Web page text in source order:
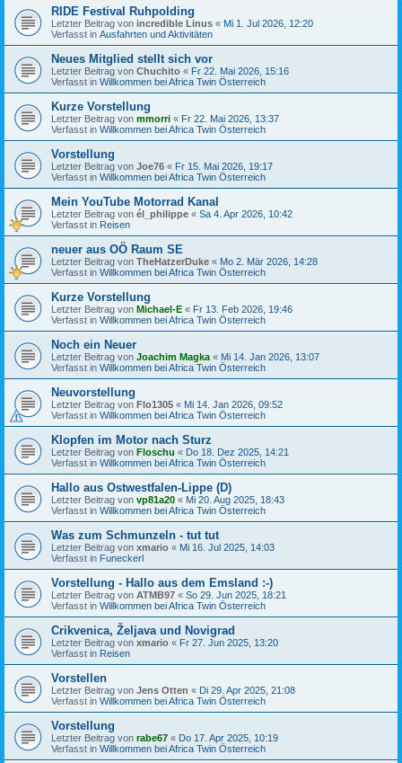
RIDE Festival Ruhpolding
Letzter Beitrag von incredible Linus « Mi 1. Jul 2026, 12:20
Verfasst in Ausfahrten und Aktivitäten
Neues Mitglied stellt sich vor
Letzter Beitrag von Chuchito « Fr 22. Mai 2026, 15:16
Verfasst in Willkommen bei Africa Twin Österreich
Kurze Vorstellung
Letzter Beitrag von mmorri « Fr 22. Mai 2026, 13:37
Verfasst in Willkommen bei Africa Twin Österreich
Vorstellung
Letzter Beitrag von Joe76 « Fr 15. Mai 2026, 19:17
Verfasst in Willkommen bei Africa Twin Österreich
Mein YouTube Motorrad Kanal
Letzter Beitrag von él_philippe « Sa 4. Apr 2026, 10:42
Verfasst in Reisen
neuer aus OÖ Raum SE
Letzter Beitrag von TheHatzerDuke « Mo 2. Mär 2026, 14:28
Verfasst in Willkommen bei Africa Twin Österreich
Kurze Vorstellung
Letzter Beitrag von Michael-E « Fr 13. Feb 2026, 19:46
Verfasst in Willkommen bei Africa Twin Österreich
Noch ein Neuer
Letzter Beitrag von Joachim Magka « Mi 14. Jan 2026, 13:07
Verfasst in Willkommen bei Africa Twin Österreich
Neuvorstellung
Letzter Beitrag von Flo1305 « Mi 14. Jan 2026, 09:52
Verfasst in Willkommen bei Africa Twin Österreich
Klopfen im Motor nach Sturz
Letzter Beitrag von Floschu « Do 18. Dez 2025, 14:21
Verfasst in Willkommen bei Africa Twin Österreich
Hallo aus Ostwestfalen-Lippe (D)
Letzter Beitrag von vp81a20 « Mi 20. Aug 2025, 18:43
Verfasst in Willkommen bei Africa Twin Österreich
Was zum Schmunzeln - tut tut
Letzter Beitrag von xmario « Mi 16. Jul 2025, 14:03
Verfasst in Funeckerl
Vorstellung - Hallo aus dem Emsland :-)
Letzter Beitrag von ATMB97 « So 29. Jun 2025, 18:21
Verfasst in Willkommen bei Africa Twin Österreich
Crikvenica, Željava und Novigrad
Letzter Beitrag von xmario « Fr 27. Jun 2025, 13:20
Verfasst in Reisen
Vorstellen
Letzter Beitrag von Jens Otten « Di 29. Apr 2025, 21:08
Verfasst in Willkommen bei Africa Twin Österreich
Vorstellung
Letzter Beitrag von rabe67 « Do 17. Apr 2025, 10:19
Verfasst in Willkommen bei Africa Twin Österreich